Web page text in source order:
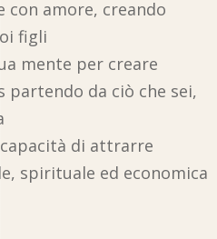
con amore, creando
figli
mente per creare
da ciò che sei,
di attrarre
spirituale ed economica